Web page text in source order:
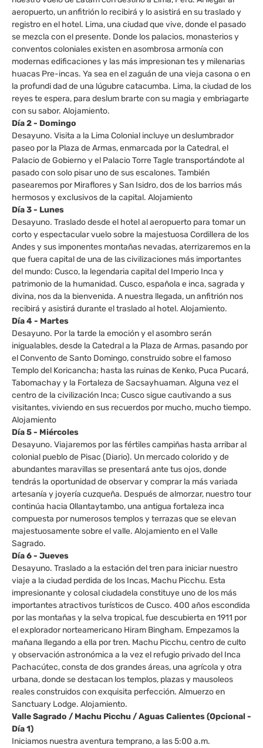
aeropuerto, un anfitrión lo recibirá y lo asistirá en su traslado y
registro en el hotel. Lima, una ciudad que vive, donde el pasado
se mezcla con el presente. Donde los palacios, monasterios y
conventos coloniales existen en asombrosa armonía con
modernas edificaciones y las más impresionan tes y milenarias
huacas Pre-incas. Ya sea en el zaguán de una vieja casona o en
la profundi dad de una lúgubre catacumba. Lima, la ciudad de los
reyes te espera, para deslum brarte con su magia y embriagarte
con su sabor. Alojamiento.
Día 2 - Domingo
Desayuno. Visita a la Lima Colonial incluye un deslumbrador
paseo por la Plaza de Armas, enmarcada por la Catedral, el
Palacio de Gobierno y el Palacio Torre Tagle transportándote al
pasado con solo pisar uno de sus escalones. También
pasearemos por Miraflores y San Isidro, dos de los barrios más
hermosos y exclusivos de la capital. Alojamiento
Día 3 - Lunes
Desayuno. Traslado desde el hotel al aeropuerto para tomar un
corto y espectacular vuelo sobre la majestuosa Cordillera de los
Andes y sus imponentes montañas nevadas, aterrizaremos en la
que fuera capital de una de las civilizaciones más importantes
del mundo: Cusco, la legendaria capital del Imperio Inca y
patrimonio de la humanidad. Cusco, española e inca, sagrada y
divina, nos da la bienvenida. A nuestra llegada, un anfitrión nos
recibirá y asistirá durante el traslado al hotel. Alojamiento.
Día 4 - Martes
Desayuno. Por la tarde la emoción y el asombro serán
inigualables, desde la Catedral a la Plaza de Armas, pasando por
el Convento de Santo Domingo, construido sobre el famoso
Templo del Koricancha; hasta las ruinas de Kenko, Puca Pucará,
Tabomachay y la Fortaleza de Sacsayhuaman. Alguna vez el
centro de la civilización Inca; Cusco sigue cautivando a sus
visitantes, viviendo en sus recuerdos por mucho, mucho tiempo.
Alojamiento
Día 5 - Miércoles
Desayuno. Viajaremos por las fértiles campiñas hasta arribar al
colonial pueblo de Pisac (Diario). Un mercado colorido y de
abundantes maravillas se presentará ante tus ojos, donde
tendrás la oportunidad de observar y comprar la más variada
artesanía y joyería cuzqueña. Después de almorzar, nuestro tour
continúa hacia Ollantaytambo, una antigua fortaleza inca
compuesta por numerosos templos y terrazas que se elevan
majestuosamente sobre el valle. Alojamiento en el Valle
Sagrado.
Día 6 - Jueves
Desayuno. Traslado a la estación del tren para iniciar nuestro
viaje a la ciudad perdida de los Incas, Machu Picchu. Esta
impresionante y colosal ciudadela constituye uno de los más
importantes atractivos turísticos de Cusco. 400 años escondida
por las montañas y la selva tropical, fue descubierta en 1911 por
el explorador norteamericano Hiram Bingham. Empezamos la
mañana llegando a ella por tren. Machu Picchu, centro de culto
y observación astronómica a la vez el refugio privado del Inca
Pachacútec, consta de dos grandes áreas, una agrícola y otra
urbana, donde se destacan los templos, plazas y mausoleos
reales construidos con exquisita perfección. Almuerzo en
Sanctuary Lodge. Alojamiento.
Valle Sagrado / Machu Picchu / Aguas Calientes (Opcional -
Día 1)
Iniciamos nuestra aventura temprano, a las 5:00 a.m.